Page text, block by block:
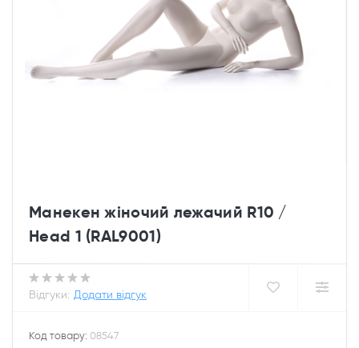
Манекен жіночий лежачий R10 /
Head 1 (RAL9001)
Відгуки: Додати відгук
Код товару: 08547